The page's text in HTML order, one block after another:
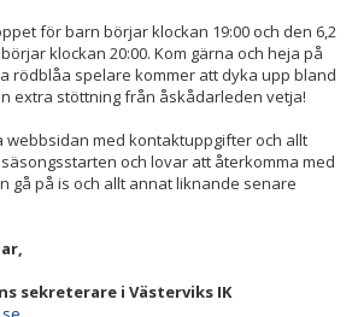
för barn börjar klockan 19:00 och den 6,2
klockan 20:00. Kom gärna och heja på
rödblåa spelare kommer att dyka upp bland
extra stöttning från åskådarleden vetja!
webbsidan med kontaktuppgifter och allt
och lovar att återkomma med
gå på is och allt annat liknande senare
sekreterare i Västerviks IK